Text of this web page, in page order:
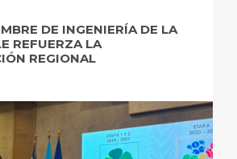
DE INGENIERÍA DE LA
REFUERZA LA
REGIONAL